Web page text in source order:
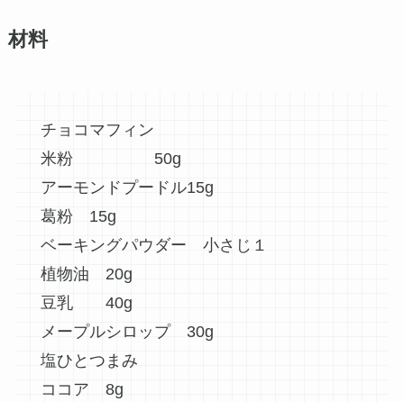
材料
チョコマフィン
米粉 50g
アーモンドプードル15g
葛粉 15g
ベーキングパウダー 小さじ１
植物油 20g
豆乳 40g
メープルシロップ 30g
塩ひとつまみ
ココア 8g